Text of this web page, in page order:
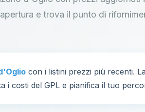
e trova il punto di
con i listini prezzi più recenti.
i costi del GPL e pianifica il tuo